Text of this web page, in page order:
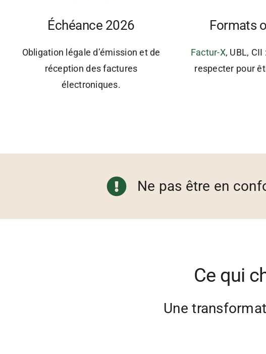
Échéance 2026
Obligation légale d’émission et de
réception des factures
électroniques.
Formats
Factur-X, UBL,
respecter pour
Ne pas être en
Ce qui
Une